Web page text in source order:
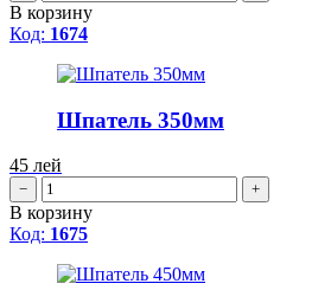
В корзину
Код: 1674
Шпатель 350мм
45 лей
− +
В корзину
Код: 1675